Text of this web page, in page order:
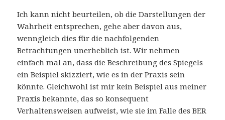
Ich kann nicht beurteilen, ob die Darstellungen der
Wahrheit entsprechen, gehe aber davon aus,
wenngleich dies für die nachfolgenden
Betrachtungen unerheblich ist. Wir nehmen
einfach mal an, dass die Beschreibung des Spiegels
ein Beispiel skizziert, wie es in der Praxis sein
könnte. Gleichwohl ist mir kein Beispiel aus meiner
Praxis bekannte, das so konsequent
Verhaltensweisen aufweist, wie sie im Falle des BER